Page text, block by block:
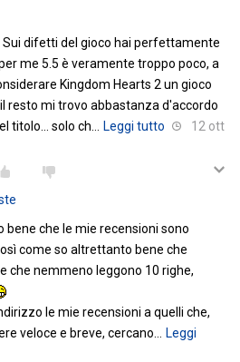
Sui difetti del gioco hai perfettamente
me 5.5 è veramente troppo poco, a
Kingdom Hearts 2 un gioco
resto mi trovo abbastanza d'accordo
titolo... solo ch
Leggi tutto
12 ott
bene che le mie recensioni sono
come so altrettanto bene che
che nemmeno leggono 10 righe,
le mie recensioni a quelli che,
veloce e breve, cercano
Leggi